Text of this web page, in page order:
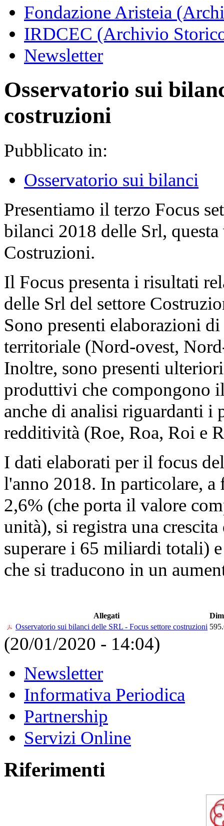
Fondazione Aristeia
IRDCEC (Archivio
Newsletter
Osservatorio sui
costruzioni
Pubblicato in:
Osservatorio sui bilanci
Presentiamo il terzo Focus
bilanci 2018 delle Srl,
Costruzioni.
Il Focus presenta i risultati
delle Srl del settore
Sono presenti elaborazioni
territoriale (Nord-ovest,
Inoltre, sono presenti
produttivi che compongono
anche di analisi riguardanti
redditività (Roe, Roa, Roi e
I dati elaborati per il focus
l'anno 2018. In particolare,
2,6% (che porta il valore
unità), si registra una
superare i 65 miliardi totali)
che si traducono in un
Allegati
Osservatorio sui bilanci delle SRL - Focus settore costruzioni
(20/01/2020 - 14:04)
Newsletter
Informativa Periodica
Partnership
Servizi Online
Riferimenti